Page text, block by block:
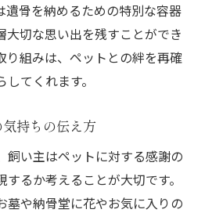
遺骨を納めるための特別な容器
大切な思い出を残すことができ
り組みは、ペットとの絆を再確
てくれます。
持ちの伝え方
飼い主はペットに対する感謝の
るか考えることが大切です。
墓や納骨堂に花やお気に入りの